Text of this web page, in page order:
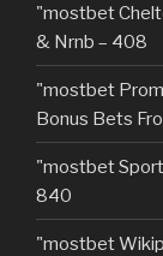
"mostbet
& Nrnb – 408
"mostbet
Bonus Bets
"‎mostbet
840
"mostbet